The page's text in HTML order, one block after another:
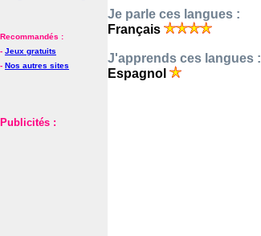
Recommandés :
- Jeux gratuits
- Nos autres sites
Publicités :
Je parle ces langues :
Français
J'apprends ces langues :
Espagnol